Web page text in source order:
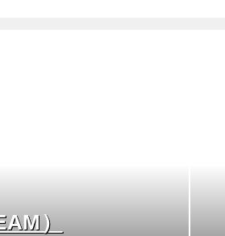
）